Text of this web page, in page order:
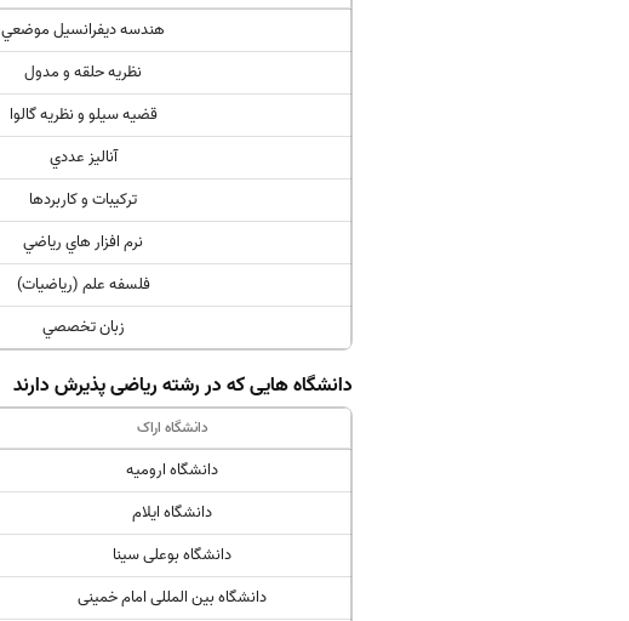
هندسه ديفرانسيل موضعي
نظريه حلقه و مدول
قضيه سيلو و نظريه گالوا
آناليز عددي
ترکيبات و کاربردها
نرم افزار هاي رياضي
فلسفه علم (رياضيات)
زبان تخصصي
دانشگاه هایی که در رشته ریاضی پذیرش دارند
دانشگاه اراک
دانشگاه ارومیه
دانشگاه ایلام
دانشگاه بوعلی سینا
دانشگاه بین المللی امام خمینی